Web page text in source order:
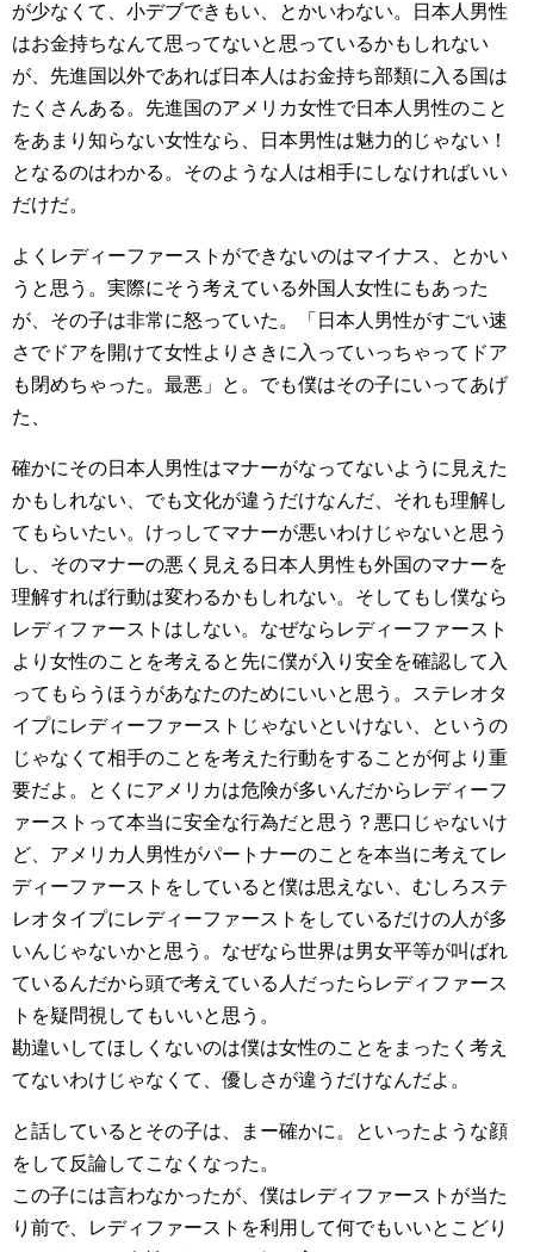
が少なくて、小デブできもい、とかいわない。日本人男性
はお金持ちなんて思ってないと思っているかもしれない
が、先進国以外であれば日本人はお金持ち部類に入る国は
たくさんある。先進国のアメリカ女性で日本人男性のこと
をあまり知らない女性なら、日本男性は魅力的じゃない！
となるのはわかる。そのような人は相手にしなければいい
だけだ。
よくレディーファーストができないのはマイナス、とかい
うと思う。実際にそう考えている外国人女性にもあった
が、その子は非常に怒っていた。「日本人男性がすごい速
さでドアを開けて女性よりさきに入っていっちゃってドア
も閉めちゃった。最悪」と。でも僕はその子にいってあげ
た、
確かにその日本人男性はマナーがなってないように見えた
かもしれない、でも文化が違うだけなんだ、それも理解し
てもらいたい。けっしてマナーが悪いわけじゃないと思う
し、そのマナーの悪く見える日本人男性も外国のマナーを
理解すれば行動は変わるかもしれない。そしてもし僕なら
レディファーストはしない。なぜならレディーファースト
より女性のことを考えると先に僕が入り安全を確認して入
ってもらうほうがあなたのためにいいと思う。ステレオタ
イプにレディーファーストじゃないといけない、というの
じゃなくて相手のことを考えた行動をすることが何より重
要だよ。とくにアメリカは危険が多いんだからレディーフ
ァーストって本当に安全な行為だと思う？悪口じゃないけ
ど、アメリカ人男性がパートナーのことを本当に考えてレ
ディーファーストをしていると僕は思えない、むしろステ
レオタイプにレディーファーストをしているだけの人が多
いんじゃないかと思う。なぜなら世界は男女平等が叫ばれ
ているんだから頭で考えている人だったらレディファース
トを疑問視してもいいと思う。
勘違いしてほしくないのは僕は女性のことをまったく考え
てないわけじゃなくて、優しさが違うだけなんだよ。
と話しているとその子は、まー確かに。といったような顔
をして反論してこなくなった。
この子には言わなかったが、僕はレディファーストが当た
り前で、レディファーストを利用して何でもいいとこどり